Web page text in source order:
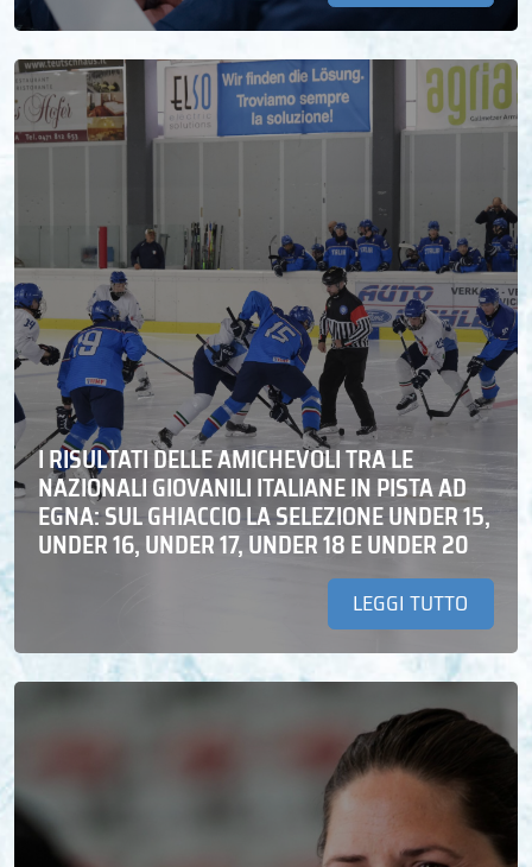
I RISULTATI DELLE AMICHEVOLI TRA LE
NAZIONALI GIOVANILI ITALIANE IN PISTA AD
EGNA: SUL GHIACCIO LA SELEZIONE UNDER 15,
UNDER 16, UNDER 17, UNDER 18 E UNDER 20
LEGGI TUTTO